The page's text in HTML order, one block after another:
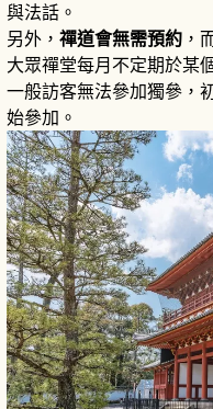
與法話。
另外， 禪道會無需預約 ，
大眾禪堂每月不定期於某
一般訪客無法參加獨參，
始參加。